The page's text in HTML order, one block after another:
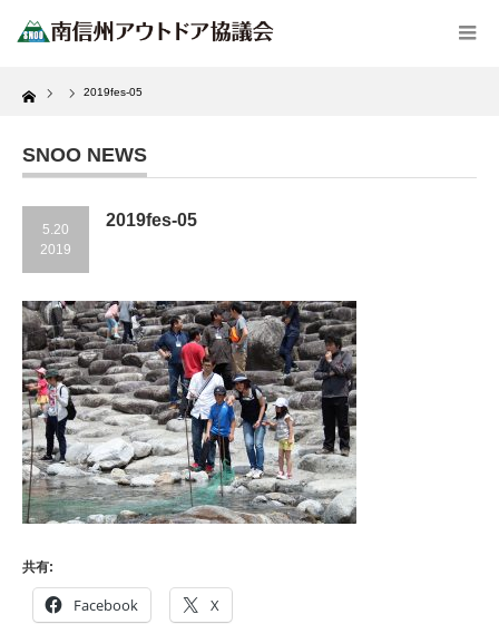
Home 2019fes-05
SNOO NEWS
5.20
2019
2019fes-05
共有:
Facebook X